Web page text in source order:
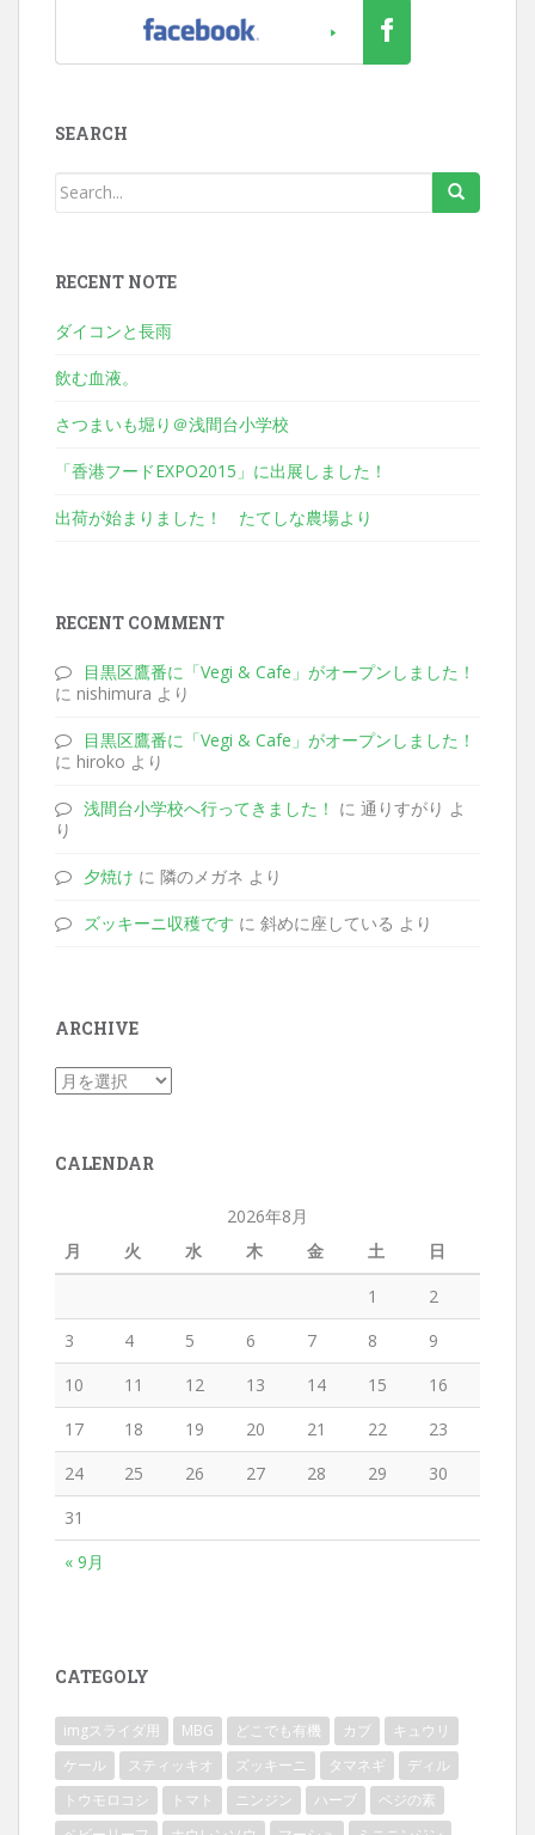
SEARCH
RECENT NOTE
ダイコンと長雨
飲む血液。
さつまいも堀り＠浅間台小学校
「香港フードEXPO2015」に出展しました！
出荷が始まりました！ たてしな農場より
RECENT COMMENT
目黒区鷹番に「Vegi & Cafe」がオープンしました！
に nishimura より
目黒区鷹番に「Vegi & Cafe」がオープンしました！
に hiroko より
浅間台小学校へ行ってきました！ に 通りすがり よ
り
夕焼け に 隣のメガネ より
ズッキーニ収穫です に 斜めに座している より
ARCHIVE
CALENDAR
2026年8月
月
火 水 木 金 土 日
« 9月
1
2
3
4 5 6 7 8
9
10
11 12 13 14 15
16
17
18 19 20 21 22
23
24
25 26 27 28 29
30
31
CATEGOLY
imgスライダ用 MBG どこでも有機 カブ
キュウリ
ケール
スティッキオ ズッキーニ タマネギ
ディル
トウモロコシ
トマト ニンジン ハーブ
ベジの素